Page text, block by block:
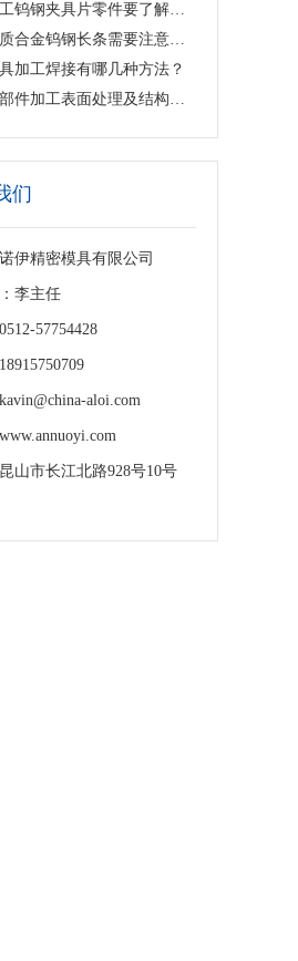
定制加工钨钢夹具片零件要了解哪些？
选购硬质合金钨钢长条需要注意哪些？
加工焊接有哪几种方法？
机械零部件加工表面处理及结构设计
们
伊精密模具有限公司
李主任
57754428
aloi.com
山市长江北路928号10号